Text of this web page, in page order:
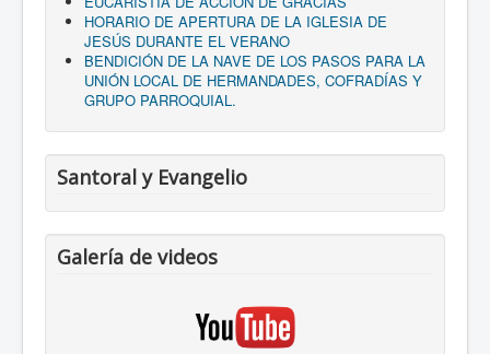
HORARIO DE APERTURA DE LA IGLESIA DE
JESÚS DURANTE EL VERANO
BENDICIÓN DE LA NAVE DE LOS PASOS PARA LA
UNIÓN LOCAL DE HERMANDADES, COFRADÍAS Y
GRUPO PARROQUIAL.
Santoral y Evangelio
Galería de videos